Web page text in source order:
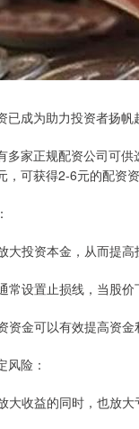
成为助力投资者扬
多家正规配资公司可
可获得2-6元的配资资
投资本金，从而提高
常设置止损线，当股
资金可以有效提高资
风险：
收益的同时，也放大